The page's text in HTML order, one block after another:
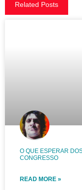
Related Posts
O QUE ESPERAR
CONGRESSO
READ MORE »